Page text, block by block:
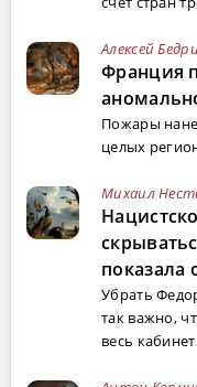
Алексей
Франция
Пожары
целых
Михаил
показала
Убрать
так важно,
весь